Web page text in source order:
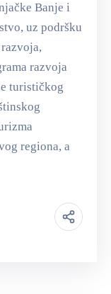
Banje i
uz podršku
razvoja
turističkog
regiona, a